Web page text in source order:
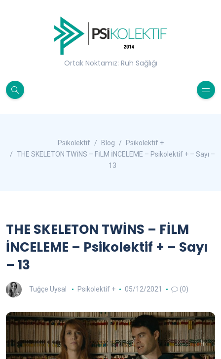
Ortak Noktamız: Ruh Sağlığı
Psikolektif Blog
Psikolektif +
THE SKELETON TWİNS – FİLM İNCELEME – Psikolektif + – Sayı –
13
THE SKELETON TWİNS – FİLM
İNCELEME – Psikolektif + – Sayı
– 13
Tuğçe Uysal Psikolektif + 05/12/2021 (0)